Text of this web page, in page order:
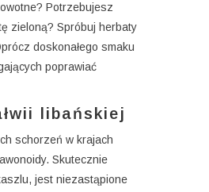
Potrzebujesz
zieloną? Spróbuj herbaty
doskonałego smaku
poprawiać
libańskiej
schorzeń w krajach
Skutecznie
jest niezastąpione